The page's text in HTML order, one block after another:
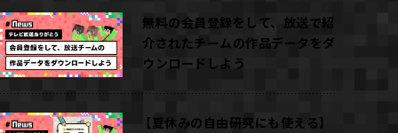
無料の会員登録をして、放送で紹
介されたチームの作品データをダ
ウンロードしよう
【夏休みの自由研究にも使える】